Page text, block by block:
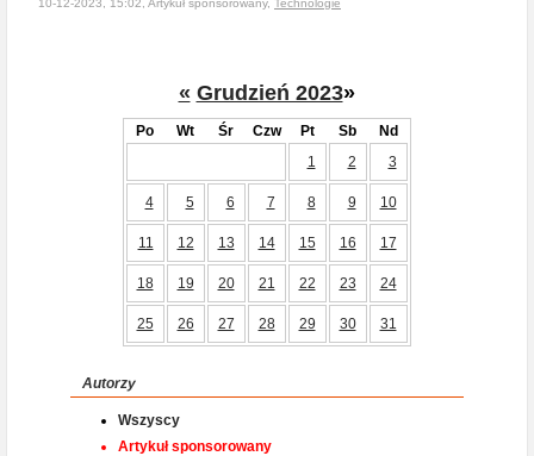
10-12-2023, 15:02, Artykuł sponsorowany, Technologie
« Grudzień 2023»
Po Wt Śr Czw Pt Sb
Nd
1
2 3
4 5 6 7 8 9 10
11 12 13 14 15 16 17
18 19 20 21 22 23 24
25 26 27 28 29 30 31
Autorzy
Wszyscy
Artykuł sponsorowany